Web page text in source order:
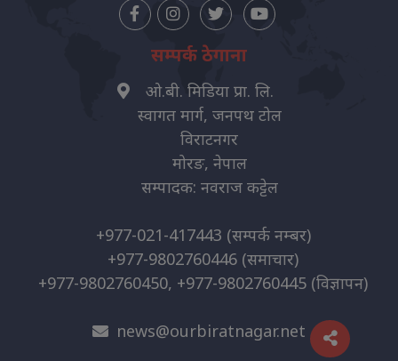
सम्पर्क ठेगाना
ओ.बी. मिडिया प्रा. लि.
स्वागत मार्ग, जनपथ टोल
विराटनगर
मोरङ, नेपाल
सम्पादक: नवराज कट्टेल
+977-021-417443 (सम्पर्क नम्बर)
+977-9802760446 (समाचार)
+977-9802760450, +977-9802760445 (विज्ञापन)
news@ourbiratnagar.net